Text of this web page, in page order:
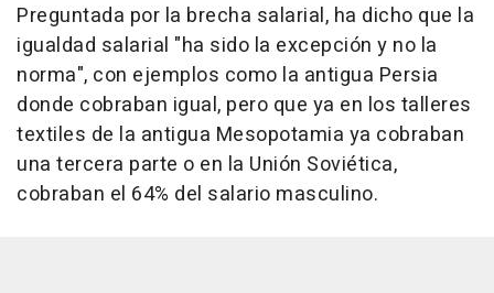
Preguntada por la brecha salarial, ha dicho que la
igualdad salarial "ha sido la excepción y no la
norma", con ejemplos como la antigua Persia
donde cobraban igual, pero que ya en los talleres
textiles de la antigua Mesopotamia ya cobraban
una tercera parte o en la Unión Soviética,
cobraban el 64% del salario masculino.